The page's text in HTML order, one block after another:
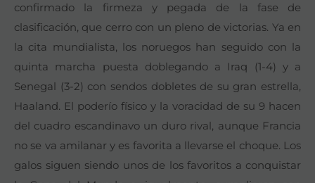
confirmado la firmeza y pegada de la fase de
clasificación, que cerro con un pleno de victorias. Ya en
la cita mundialista, los noruegos han seguido con la
quinta marcha puesta doblegando a Iraq (1-4) y a
Senegal (3-2) con sendos dobletes de su gran estrella,
Haaland. El poderío físico y la voracidad de su 9 hacen
del cuadro escandinavo un duro rival, aunque Francia
no se va amilanar y es favorita a llevarse el choque. Los
galos siguen siendo unos de los favoritos a conquistar